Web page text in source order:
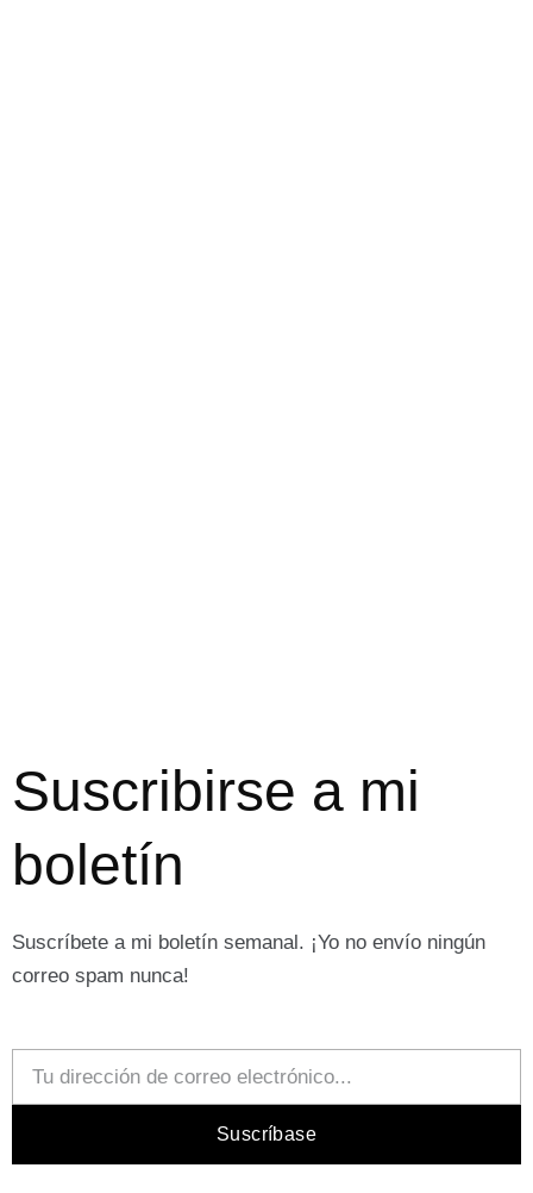
Suscribirse a mi
boletín
Suscríbete a mi boletín semanal. ¡Yo no envío ningún
correo spam nunca!
Email
Suscríbase